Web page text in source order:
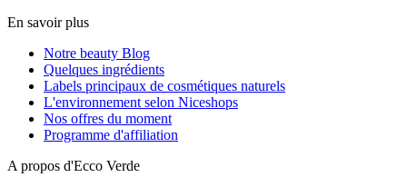
En savoir plus
Notre beauty Blog
Quelques ingrédients
Labels principaux de cosmétiques naturels
L'environnement selon Niceshops
Nos offres du moment
Programme d'affiliation
A propos d'Ecco Verde